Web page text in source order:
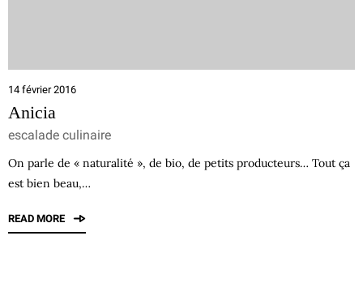
14 février 2016
Anicia
escalade culinaire
On parle de « naturalité », de bio, de petits producteurs… Tout ça
est bien beau,…
READ MORE